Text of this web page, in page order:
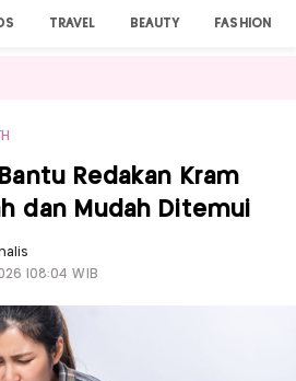
TRAVEL BEAUTY FASHION
Redakan Kram
dan Mudah Ditemui
|08:04 WIB